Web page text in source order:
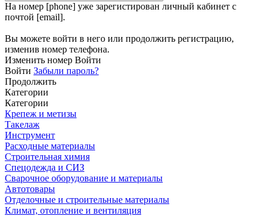
На номер [phone] уже зарегистирован личный кабинет с
почтой [email].
Вы можете войти в него или продолжить регистрацию,
изменив номер телефона.
Изменить номер Войти
Войти Забыли пароль?
Продолжить
Категории
Категории
Крепеж и метизы
Такелаж
Инструмент
Расходные материалы
Строительная химия
Спецодежда и СИЗ
Сварочное оборудование и материалы
Автотовары
Отделочные и строительные материалы
Климат, отопление и вентиляция